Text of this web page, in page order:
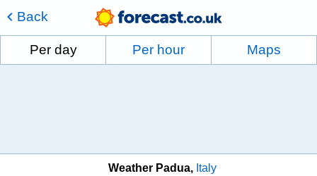
Back
Per day Per hour Maps
Weather Padua Italy